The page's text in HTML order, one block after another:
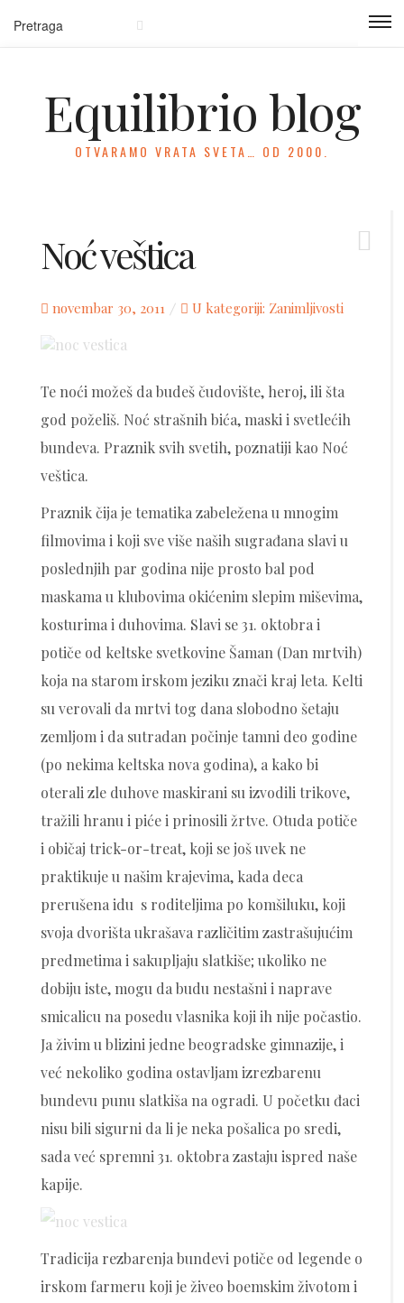
Equilibrio blog
OTVARAMO VRATA SVETA… OD 2000.
Noć veštica
Posted
novembar 30, 2011 U kategoriji: Zanimljivosti
Te noći možeš da budeš čudovište, heroj, ili šta
god poželiš. Noć strašnih bića, maski i svetlećih
bundeva. Praznik svih svetih, poznatiji kao Noć
veštica.
Praznik čija je tematika zabeležena u mnogim
filmovima i koji sve više naših sugrađana slavi u
poslednjih par godina nije prosto bal pod
maskama u klubovima okićenim slepim miševima,
kosturima i duhovima. Slavi se 31. oktobra i
potiče od keltske svetkovine Šaman (Dan mrtvih)
koja na starom irskom jeziku znači kraj leta. Kelti
su verovali da mrtvi tog dana slobodno šetaju
zemljom i da sutradan počinje tamni deo godine
(po nekima keltska nova godina), a kako bi
oterali zle duhove maskirani su izvodili trikove,
tražili hranu i piće i prinosili žrtve. Otuda potiče
i običaj trick-or-treat, koji se još uvek ne
praktikuje u našim krajevima, kada deca
prerušena idu s roditeljima po komšiluku, koji
svoja dvorišta ukrašava različitim zastrašujućim
predmetima i sakupljaju slatkiše; ukoliko ne
dobiju iste, mogu da budu nestašni i naprave
smicalicu na posedu vlasnika koji ih nije počastio.
Ja živim u blizini jedne beogradske gimnazije, i
već nekoliko godina ostavljam izrezbarenu
bundevu punu slatkiša na ogradi. U početku đaci
nisu bili sigurni da li je neka pošalica po sredi,
sada već spremni 31. oktobra zastaju ispred naše
kapije.
Tradicija rezbarenja bundevi potiče od legende o
irskom farmeru koji je živeo boemskim životom i